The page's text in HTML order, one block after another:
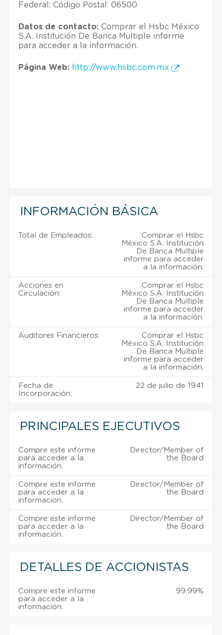
Federal; Código Postal: 06500
Datos de contacto: Comprar el Hsbc México
S.A. Institución De Banca Multiple informe
para acceder a la información.
Página Web: http://www.hsbc.com.mx
INFORMACIÓN BÁSICA
Total de Empleados:
Comprar el Hsbc
México S.A. Institución
De Banca Multiple
informe para acceder
a la información.
Acciones en
Circulación:
Comprar el Hsbc
México S.A. Institución
De Banca Multiple
informe para acceder
a la información.
Auditores Financieros:
Comprar el Hsbc
México S.A. Institución
De Banca Multiple
informe para acceder
a la información.
Fecha de
Incorporación:
22 de julio de 1941
PRINCIPALES EJECUTIVOS
Compre este informe
para acceder a la
información.
Director/Member of
the Board
Compre este informe
para acceder a la
información.
Director/Member of
the Board
Compre este informe
para acceder a la
información.
Director/Member of
the Board
DETALLES DE ACCIONISTAS
Compre este informe
para acceder a la
información.
99,99%